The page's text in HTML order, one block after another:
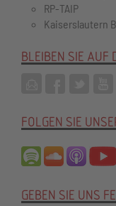
RP-TAIP
Kaiserslautern
BLEIBEN SIE AUF
FOLGEN SIE
GEBEN SIE UNS